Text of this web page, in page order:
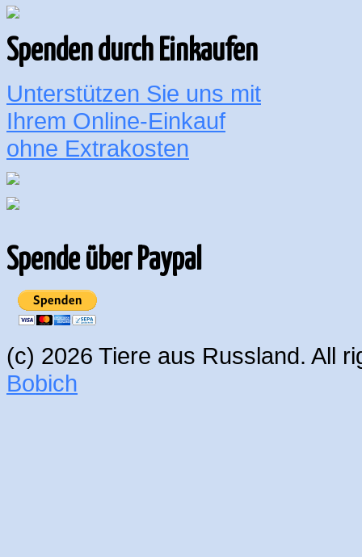
Spenden durch Einkaufen
Unterstützen Sie uns mit
Ihrem Online-Einkauf
ohne Extrakosten
Spende über Paypal
(c) 2026 Tiere aus Russland. All
Bobich